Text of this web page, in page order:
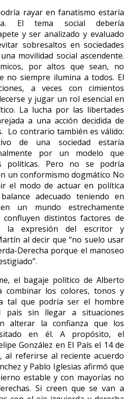
rayar en fanatismo estaría
El tema social debería
y ser analizado y evaluado
sobresaltos en sociedades
movilidad social ascendente.
por altos que sean, no
no siempre ilumina a todos. El
a veces con cimientos
y jugar un rol esencial en
La lucha por las libertades
a una acción decidida de
Lo contrario también es válido:
de una sociedad estaría
por un modelo que
políticas. Pero no se podría
un conformismo dogmático No
el modo de actuar en política
adecuado teniendo en
un mundo estrechamente
confluyen distintos factores de
la expresión del escritor y
al decir que “no suelo usar
Derecha porque el manoseo
el bagaje político de Alberto
combinar los colores, tonos y
tal que podría ser el hombre
sin llegar a situaciones
alterar la confianza que los
en él. A propósito, el
González en El País el 14 de
al referirse al reciente acuerdo
y Pablo Iglesias afirmó que
estable y con mayorías no
Si creen que se van a